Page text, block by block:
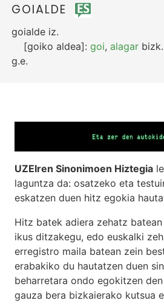
GOIALDE
goialde iz.
[goiko aldea]:goi,alagar bizk.
g.e.
UZEIren Sinonimoen Hiztegia
laguntza da: osatzeko eta
eskatzen duen hitz egokia
Hitz batek adiera zehatz
ikus ditzakegu, edo euskalki
erregistro maila batean zein
erabakiko du hautatzen duen
beharretara ondo egokitzen
gauza bera bizkaierako kutsua